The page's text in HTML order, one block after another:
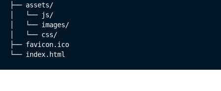
├── assets/
│   └── js/
│   └── images/
│   └── css/
├── favicon.ico
└── index.html